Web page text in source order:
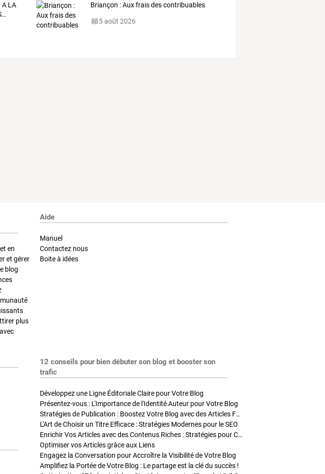
ALA
…
Briançon : Aux frais des contribuables
5 août 2026
en
et gérer
blog
plus
Aide
Manuel
Contactez nous
Boite à idées
12 conseils pour bien débuter son blog et booster son
trafic
Développez une Ligne Éditoriale Claire pour Votre Blog
Présentez-vous : L'Importance de l'Identité Auteur pour Votre Blog
Stratégies de Publication : Boostez Votre Blog avec des Articles Fréquents et Exclusifs
L'Art de Choisir un Titre Efficace : Stratégies Modernes pour le SEO
Enrichir Vos Articles avec des Contenus Riches : Stratégies pour Captiver et Optimiser
Optimiser vos Articles grâce aux Liens
Engagez la Conversation pour Accroître la Visibilité de Votre Blog
Amplifiez la Portée de Votre Blog : Le partage est la clé du succès !